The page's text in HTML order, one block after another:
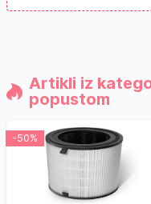
Artikli iz
popustom
-50%